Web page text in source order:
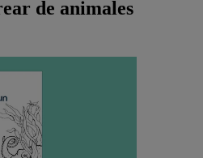
de animales